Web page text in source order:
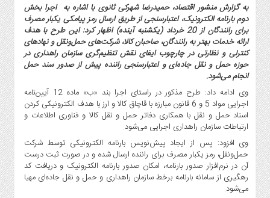
آپ
و
فن
آوری
بانک
،
بیمه
و
ارز
دیجیتال
کشاورزی
و
صنایع
غذایی
به گزارش منشور اقتصاد، حمیدرضا شهرکی ثانوی با اشاره به اجرا بخش
دوم بارنامه الکترونیک، اعتبارسنجی از طریق ارسال رمز پیامکی یکبار مصرف
برای رانندگان از 20 خرداد (یکشنبه آینده) اظهار کرد: این طرح با هدف
ارائه خدمات بهتر به رانندگان، صاحبان کالا، شرکت‌های حمل‌ونقل و نهادهای
کنترلی و نظارتی در چارچوب ایفای نقش تنظیم‌‏گری سازمان راهداری در
حوزه حمل و نقل جاده‌ای و اعتبارسنجی راننده پیش از صدور سند حمل
انجام می‌شود.
وی ادامه داد: طرح مذکور در راستای اجرا بند «ب» ماده 12 آیین‌نامه
اجرایی مواد 5 و 6 قانون مبارزه با قاچاق کالا و ارز با هدف الکترونیکی کردن
اسناد حمل و نقل با همکاری دفاتر حمل و نقل کالا و فناوری اطلاعات و
ارتباطات سازمان راهداری اجرایی می‌شود.
وی افزود: پس از ایجاد پیش‌نویس بارنامه الکترونیکی توسط شرکت
حمل‌ونقل، رمز یکبار مصرف برای راننده ارسال شده و در صورت ثبت درست
آن در نرم‌افزار صدور بارنامه، امکان صدور بارنامه الکترونیک و دریافت کد
رهگیری از سامانه بارنامه برخط سازمان راهداری و حمل و نقل جاده‌ای مهیا
می‌شود.